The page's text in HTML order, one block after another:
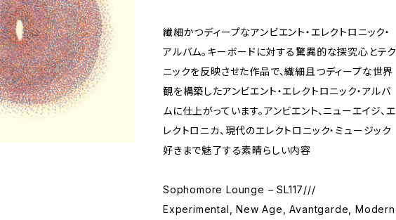
繊細かつディープなアンビエント・エレクトロニック・
アルバム。キーボードに対する驚異的な探究心とテク
ニックを反映させた作品で、繊細且つディープな世界
観を構築したアンビエント・エレクトロニック・アルバ
ムに仕上がっています。アンビエント、ニューエイジ、エ
レクトロニカ、現代のエレクトロニック・ミュージック
好きまで魅了する素晴らしい内容
Sophomore Lounge – SL117///
Experimental, New Age, Avantgarde, Modern